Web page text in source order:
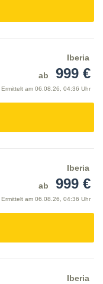
Iberia
ab
999 €
Ermittelt am 06.08.26, 04:36 Uhr
Iberia
ab
999 €
Ermittelt am 06.08.26, 04:36 Uhr
Iberia